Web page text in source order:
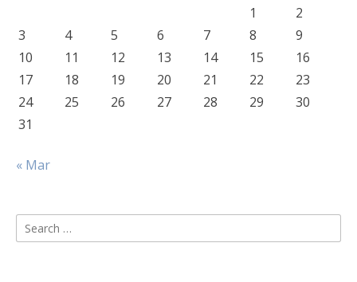
1
2
3
4 5 6 7 8
9
10
11 12 13 14 15
16
17
18 19 20 21 22
23
24
25 26 27 28 29
30
31
« Mar
Search
for: